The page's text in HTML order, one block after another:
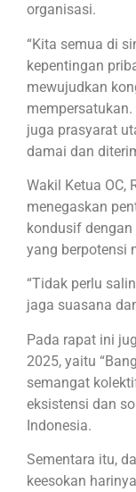
organisasi.
“Kita semua di
kepentingan
mewujudkan
juga prasyarat
damai dan
Wakil Ketua OC,
menegaskan
kondusif
yang berpotensi
“Tidak perlu
jaga suasana
Pada rapat ini
2025, yaitu
semangat
eksistensi dan
Indonesia.
Sementara itu,
keesokan